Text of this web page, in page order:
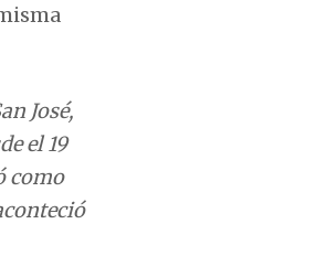
José,
el 19
como